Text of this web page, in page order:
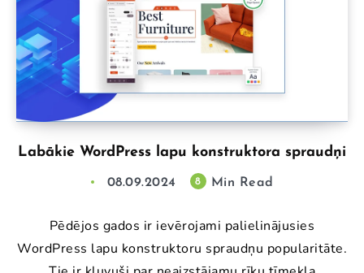
Labākie WordPress lapu konstruktora spraudņi
08.09.2024 8 Min Read
Pēdējos gados ir ievērojami palielinājusies
WordPress lapu konstruktoru spraudņu popularitāte.